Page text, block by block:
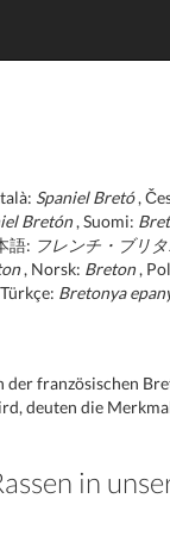
Spaniel Bretó,
Bretón, Suomi:
語: フレンチ・ブリ
, Norsk: Breton,
Bretonya
französischen
deuten die
in